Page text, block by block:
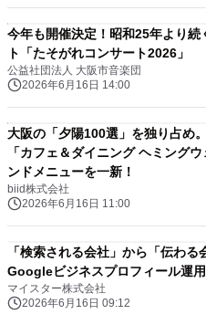
今年も開催決定！昭和25年より
ト「たそがれコンサート2026」
公益社団法人 大阪市音楽団
2026年6月16日 14:00
大阪の「夕陽100選」を独り占め
「カフェ＆ダイニング ヘミング
ンドメニューを一新！
biid株式会社
2026年6月16日 11:00
「検索される会社」から「伝わる
Googleビジネスプロフィール運
マイスター株式会社
2026年6月16日 09:12